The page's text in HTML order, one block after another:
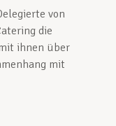
von
die
ihnen über
mit